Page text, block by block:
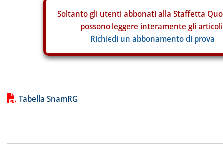
Soltanto gli utenti abbonati alla Staffetta
possono leggere interamente gli
Richiedi un abbonamento di prova
Lista allegati PDF alla notizia
Tabella SnamRG